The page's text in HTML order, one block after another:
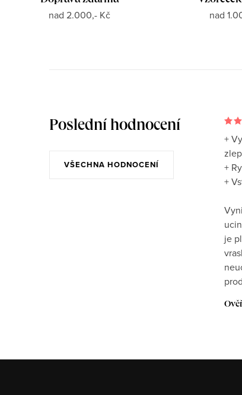
nad 2.000,- Kč nad
Poslední hodnocení
VŠECHNA HODNOCENÍ
+
+
+
je